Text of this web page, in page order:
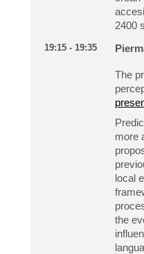
2400
19:15 - 19:35
The
more
local
the